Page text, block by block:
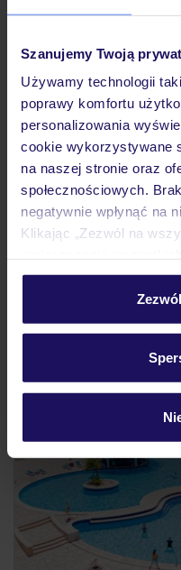
Szanujemy Twoją
Używamy technologii
poprawy komfortu
personalizowania
cookie wykorzystywane
na naszej stronie oraz
społecznościowych.
negatywnie wpłynąć na
Klikając „Zezwól na
personalizować swój
Szczegółowe
Flow Spectrum
2 993 ZŁ
OSOBA
10.12.2026 - 17.12.2026
Warszawa-Chopina
All Inclusive